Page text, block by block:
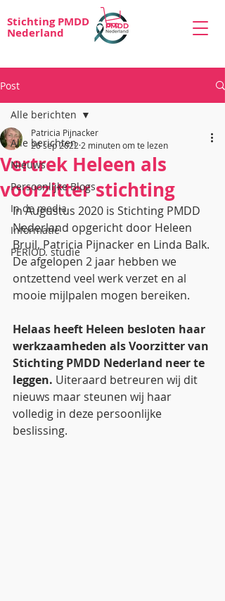
Stichting PMDD
Nederland
Post
Alle berichten
Nieuws
Persoonlijke Blogs
In de media
Informatie
PERIOD. studie
Alle berichten
Vertrek Heleen als
voorzitter stichting
Patricia Pijnacker
26 sep 2022 2 minuten om te lezen
In Augustus 2020 is Stichting PMDD
Nederland opgericht door Heleen
Bruil, Patricia Pijnacker en Linda Balk.
De afgelopen 2 jaar hebben we
ontzettend veel werk verzet en al
mooie mijlpalen mogen bereiken.
Helaas heeft Heleen besloten haar
werkzaamheden als Voorzitter van
Stichting PMDD Nederland neer te
leggen. Uiteraard betreuren wij dit
nieuws maar steunen wij haar
volledig in deze persoonlijke
beslissing.